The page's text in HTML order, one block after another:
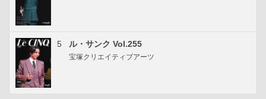
5 ル・サンク Vol.255
宝塚クリエイティブアーツ